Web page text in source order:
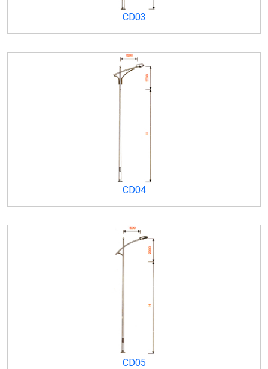
CD03
CD04
CD05